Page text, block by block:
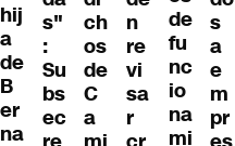
hij
a
de
B
er
na
s"
:
Su
bs
ec
ch
os
de
C
a
n
re
vi
sa
r
de
fu
nc
io
na
mi
s
a
e
m
pr